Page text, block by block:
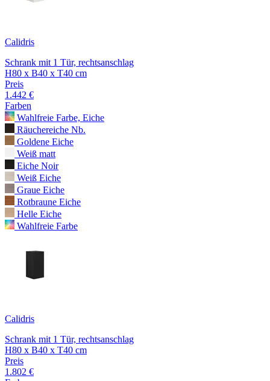
Calidris
Schrank mit 1 Tür, rechtsanschlag
H80 x B40 x T40 cm
Preis
1.442 €
Farben
Wahlfreie Farbe, Eiche
Räuchereiche Nb.
Goldene Eiche
Weiß matt
Eiche Noir
Weiß Eiche
Graue Eiche
Rotbraune Eiche
Helle Eiche
Wahlfreie Farbe
Calidris
Schrank mit 1 Tür, rechtsanschlag
H80 x B40 x T40 cm
Preis
1.802 €